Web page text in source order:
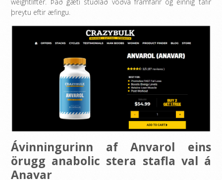
þreytu eftir æfingu.
Ávinningurinn af Anvarol eins
örugg anabolic stera stafla val á
Anavar